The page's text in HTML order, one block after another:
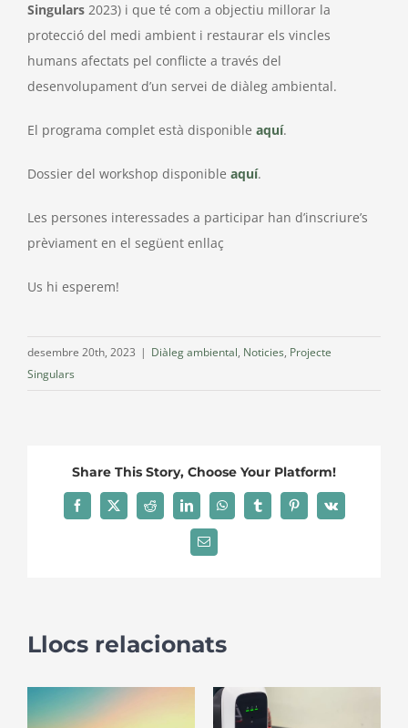
Singulars2023) i que té com a objectiu millorar la
protecció del medi ambient i restaurar els vincles
humans afectats pel conflicte a través del
desenvolupament d’un servei de diàleg ambiental.
El programa complet està disponible aquí.
Dossier del workshop disponible aquí.
Les persones interessades a participar han d’inscriure’s
prèviament en el següent enllaç
Us hi esperem!
desembre 20th, 2023 | Diàleg ambiental, Noticies, Projecte
Singulars
Share This Story, Choose Your Platform!
Facebook
X Reddit LinkedInWhatsAppTumblrPinterest
Vk
Email:
Llocs relacionats